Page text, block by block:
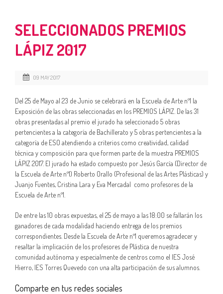
SELECCIONADOS PREMIOS
LÁPIZ 2017
09 MAY 2017
Del 25 de Mayo al 23 de Junio se celebrará en la Escuela de Arte nº1 la
Exposición de las obras seleccionadas en los PREMIOS LÁPIZ. De las 31
obras presentadas al premio el jurado ha seleccionado 5 obras
pertencientes a la categoría de Bachillerato y 5 obras pertencientes a la
categoría de ESO atendiendo a criterios como creatividad, calidad
técnica y composición para que formen parte de la muestra PREMIOS
LÁPIZ 2017. El jurado ha estado compuesto por Jesús García (Director de
la Escuela de Arte nº1) Roberto Orallo (Profesional de las Artes Plásticas) y
Juanjo Fuentes, Cristina Lara y Eva Mercadal como profesores de la
Escuela de Arte nº1.
De entre las 10 obras expuestas, el 25 de mayo a las 18:00 se fallarán los
ganadores de cada modalidad haciendo entrega de los premios
correspondientes. Desde la Escuela de Arte nº1 queremos agradecer y
resaltar la implicación de los profesores de Plástica de nuestra
comunidad autónoma y especialmente de centros como el IES José
Hierro, IES Torres Quevedo con una alta participación de sus alumnos.
Comparte en tus redes sociales